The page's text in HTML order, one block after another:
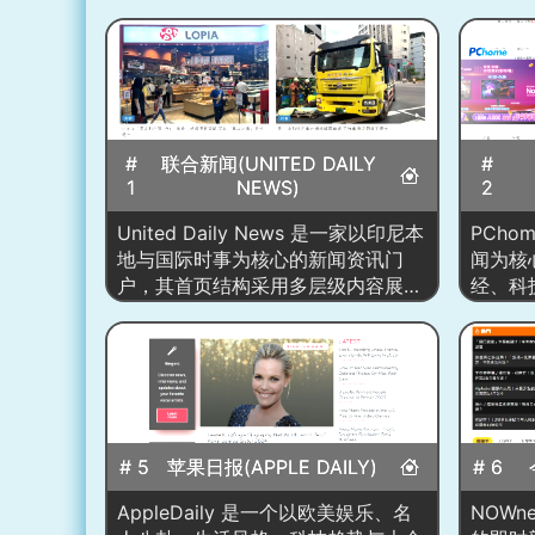
#
1
联合新闻(UNITED DAILY
NEWS)
United Daily News 是一家以印尼本
地与国际时事为核心的新闻资讯门
户，其首页结构采用多层级内容展
区、热门专题、栏目矩阵、图文深度
内容与视频板块等方式构建出高密度
的信息流。页面整体风格现代简洁，
以白色为主色调搭配深色模块，形成
清晰阅读路径。首页重点突出突发新
闻、政治经济报道、社会舆论热点与
各类专题内容，同时穿插频道导航、
视频栏目、热门关键词与图集，形成
#
2
闻为核
经、科
以“资
晰”作
即时
业动
出可同
生活资
体内容
技发展
# 5
苹果日报(APPLE DAILY)
AppleDaily 是一个以欧美娱乐、名
# 6